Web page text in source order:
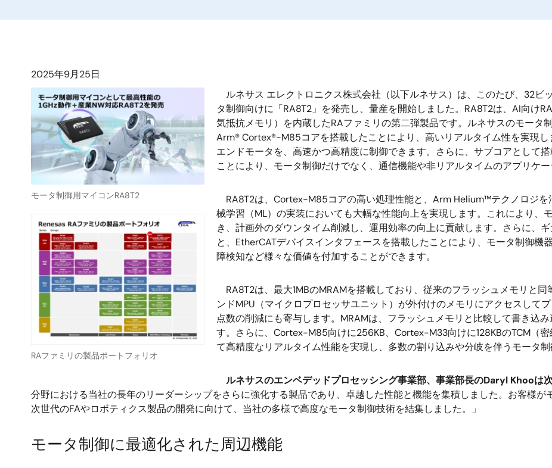
2025年9月25日
モータ制御用マイコンRA8T2
RAファミリの製品ポートフォリオ
ルネサス エレクトロニクス株式会社（以下ルネサス）は、このたび、32ビ
タ制御向けに「RA8T2」を発売し、量産を開始しました。RA8T2は、AI向け
気抵抗メモリ）を内蔵したRAファミリの第二弾製品です。ルネサスのモータ
Arm® Cortex®-M85コアを搭載したことにより、高いリアルタイム性を実現
エンドモータを、高速かつ高精度に制御できます。さらに、サブコアとして
ことにより、モータ制御だけでなく、通信機能や非リアルタイムのアプリケー
RA8T2は、Cortex-M85コアの高い処理性能と、Arm Helium™テクノロジを
械学習（ML）の実装においても大幅な性能向上を実現します。これにより、
き、計画外のダウンタイム削減し、運用効率の向上に貢献します。さらに、
と、EtherCATデバイスインタフェースを搭載したことにより、モータ制御機
障検知など様々な価値を付加することができます。
RA8T2は、最大1MBのMRAMを搭載しており、従来のフラッシュメモリと
ンドMPU（マイクロプロセッサユニット）が外付けのメモリにアクセスして
点数の削減にも寄与します。MRAMは、フラッシュメモリと比較して書き込
す。さらに、Cortex-M85向けに256KB、Cortex-M33向けに128KBのTCM（
て高精度なリアルタイム性能を実現し、多数の割り込みや分岐を伴うモータ
ルネサスのエンベデッドプロセッシング事業部、事業部長のDaryl Khooは
分野における当社の長年のリーダーシップをさらに強化する製品であり、卓越した性能と機能を集積しました。お客様が
次世代のFAやロボティクス製品の開発に向けて、当社の多様で高度なモータ制御技術を結集しました。」
モータ制御に最適化された周辺機能